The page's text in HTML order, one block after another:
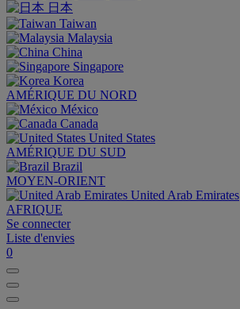
日本
Taiwan
Malaysia
China
Singapore
Korea
AMÉRIQUE DU NORD
México
Canada
United States
AMÉRIQUE DU SUD
Brazil
MOYEN-ORIENT
United Arab Emirates
AFRIQUE
Se connecter
Liste d'envies
0